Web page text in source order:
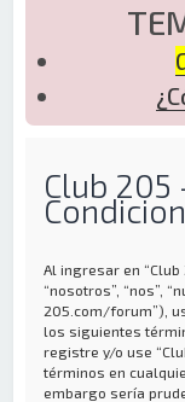
Club 205
Al ingresar en
“nosotros”, “nos”,
205.com/forum”),
los siguientes
registre y/o use
términos en
embargo sería